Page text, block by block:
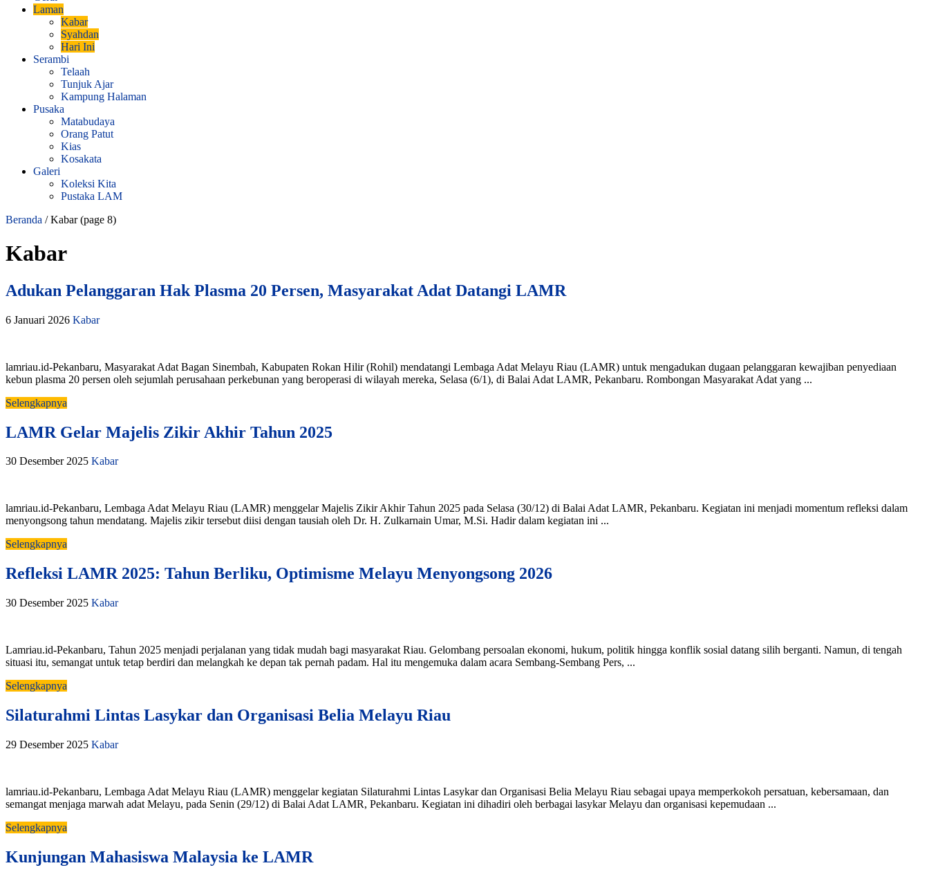
Laman
Kabar
Syahdan
Hari Ini
Serambi
Telaah
Tunjuk Ajar
Kampung Halaman
Pusaka
Matabudaya
Orang Patut
Kias
Kosakata
Galeri
Koleksi Kita
Pustaka LAM
Beranda / Kabar(page 8)
Kabar
Adukan Pelanggaran Hak Plasma 20 Persen, Masyarakat Adat Datangi LAMR
6 Januari 2026 Kabar
lamriau.id-Pekanbaru, Masyarakat Adat Bagan Sinembah, Kabupaten Rokan Hilir (Rohil) mendatangi Lembaga Adat Melayu Riau (LAMR) untuk mengadukan dugaan pelanggaran kewajiban penyediaan
kebun plasma 20 persen oleh sejumlah perusahaan perkebunan yang beroperasi di wilayah mereka, Selasa (6/1), di Balai Adat LAMR, Pekanbaru. Rombongan Masyarakat Adat yang ...
Selengkapnya
LAMR Gelar Majelis Zikir Akhir Tahun 2025
30 Desember 2025 Kabar
lamriau.id-Pekanbaru, Lembaga Adat Melayu Riau (LAMR) menggelar Majelis Zikir Akhir Tahun 2025 pada Selasa (30/12) di Balai Adat LAMR, Pekanbaru. Kegiatan ini menjadi momentum refleksi dalam
menyongsong tahun mendatang. Majelis zikir tersebut diisi dengan tausiah oleh Dr. H. Zulkarnain Umar, M.Si. Hadir dalam kegiatan ini ...
Selengkapnya
Refleksi LAMR 2025: Tahun Berliku, Optimisme Melayu Menyongsong 2026
30 Desember 2025 Kabar
Lamriau.id-Pekanbaru, Tahun 2025 menjadi perjalanan yang tidak mudah bagi masyarakat Riau. Gelombang persoalan ekonomi, hukum, politik hingga konflik sosial datang silih berganti. Namun, di tengah
situasi itu, semangat untuk tetap berdiri dan melangkah ke depan tak pernah padam. Hal itu mengemuka dalam acara Sembang-Sembang Pers, ...
Selengkapnya
Silaturahmi Lintas Lasykar dan Organisasi Belia Melayu Riau
29 Desember 2025 Kabar
lamriau.id-Pekanbaru, Lembaga Adat Melayu Riau (LAMR) menggelar kegiatan Silaturahmi Lintas Lasykar dan Organisasi Belia Melayu Riau sebagai upaya memperkokoh persatuan, kebersamaan, dan
semangat menjaga marwah adat Melayu, pada Senin (29/12) di Balai Adat LAMR, Pekanbaru. Kegiatan ini dihadiri oleh berbagai lasykar Melayu dan organisasi kepemudaan ...
Selengkapnya
Kunjungan Mahasiswa Malaysia ke LAMR